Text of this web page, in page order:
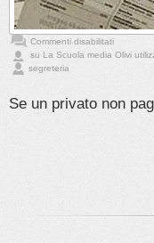
Commenti disabilitati
su La Scuola media Olivi
segreteria
Se un privato non